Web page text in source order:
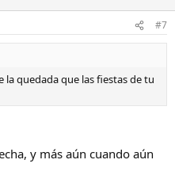
#7
la quedada que las fiestas de tu
y más aún cuando aún